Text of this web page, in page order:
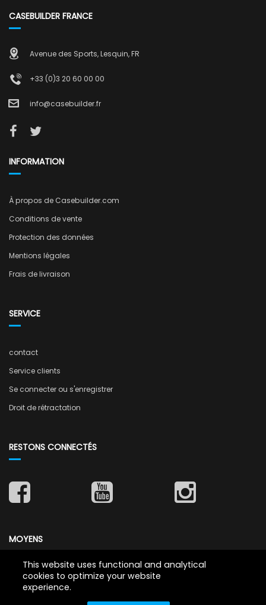
CASEBUILDER FRANCE
Avenue des Sports, Lesquin, FR
+33 (0)3 20 60 00 00
info@casebuilder.fr
INFORMATION
À propos de Casebuilder.com
Conditions de vente
Protection des données
Mentions légales
Frais de livraison
SERVICE
contact
Service clients
Se connecter ou s'enregistrer
Droit de rétractation
RESTONS CONNECTÉS
MOYENS
This website uses functional and analytical
cookies to optimize your website
experience.